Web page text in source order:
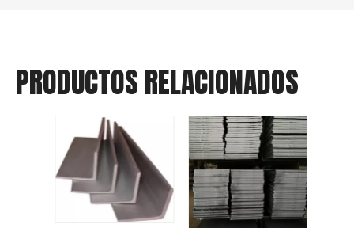
PRODUCTOS RELACIONADOS